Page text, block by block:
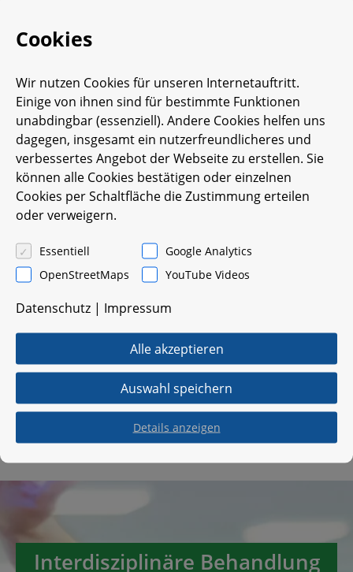
Unser Kurs­pro­gramm für das Jahr 2023 ist on­
line . Wir freu­en uns, dass wir auch die­ses Jahr
un­se­re Prä­ven­ti­ons­kur­se an­bie­ten kön­nen.Denn
diese sind von der Zen­tra­le Prüf­stel­le Prä­ven­ti­
on zer­ti­fi­ziert.
Somit kön­nen nach er­folg­rei­cher Teil­nah­me die
Kurs­kos­ten bis zu 100 % von der Kran­ken­kas­se
er­stat­tet wer­den.Bei Fra­gen zu un­se­rem Kurs­an­
ge­bot er­rei­chen Sie uns unter 0521 78719319.
Interdisziplinäre Behandlung
Cookies
Wir nutzen Cookies für unseren Internetauftritt.
Einige von ihnen sind für bestimmte Funktionen
unabdingbar (essenziell). Andere Cookies helfen uns
dagegen, insgesamt ein nutzerfreundlicheres und
verbessertes Angebot der Webseite zu erstellen. Sie
können alle Cookies bestätigen oder einzelnen
Cookies per Schaltfläche die Zustimmung erteilen
oder verweigern.
Essentiell
Google Analytics
OpenStreetMaps
YouTube Videos
Datenschutz | Impressum
Alle akzeptieren
Auswahl speichern
Details anzeigen